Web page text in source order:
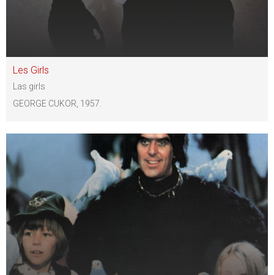
Les Girls
Las girls
GEORGE CUKOR, 1957.